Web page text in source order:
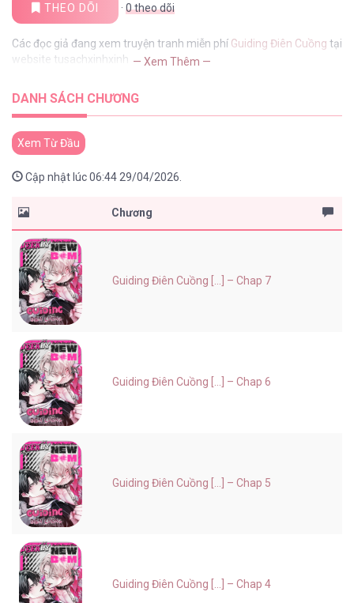
THEO DÕI · 0theo dõi
Các đọc giả đang xem truyện tranh miễn phí Guiding Điên Cuồng tại
website tusachxinhxinh — Xem Thêm —
DANH SÁCH CHƯƠNG
Xem Từ Đầu
Cập nhật lúc 06:44 29/04/2026.
Chương
Guiding Điên Cuồng [...] – Chap 7
Guiding Điên Cuồng [...] – Chap 6
Guiding Điên Cuồng [...] – Chap 5
Guiding Điên Cuồng [...] – Chap 4